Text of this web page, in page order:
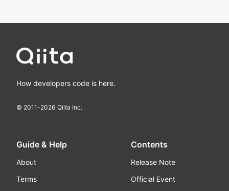
How developers code is here.
© 2011-2026 Qiita Inc.
Guide & Help
About
Terms
Contents
Release Note
Official Event